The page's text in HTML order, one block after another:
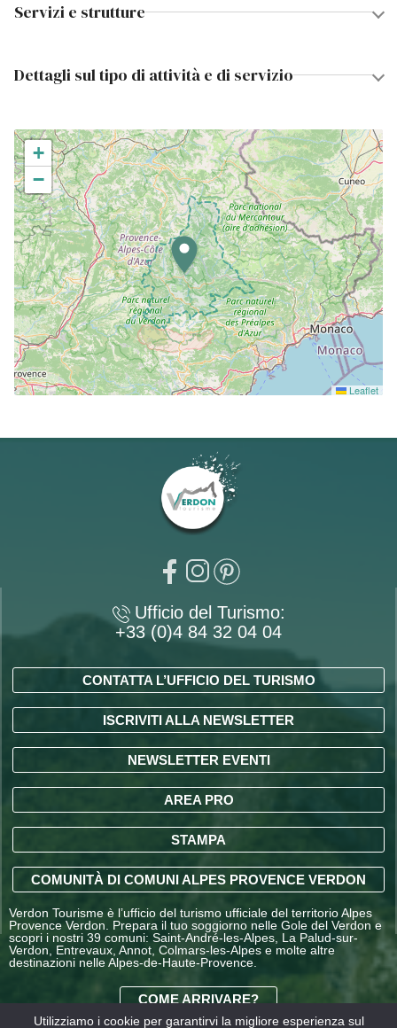
Servizi e strutture
Dettagli sul tipo di attività e di servizio
+
−
Leaflet
Ufficio del Turismo:
+33 (0)4 84 32 04 04
CONTATTA L’UFFICIO DEL TURISMO
ISCRIVITI ALLA NEWSLETTER
NEWSLETTER EVENTI
AREA PRO
STAMPA
COMUNITÀ DI COMUNI ALPES PROVENCE VERDON
Verdon Tourisme è l’ufficio del turismo ufficiale del territorio Alpes
Provence Verdon. Prepara il tuo soggiorno nelle Gole del Verdon e
scopri i nostri 39 comuni: Saint-André-les-Alpes, La Palud-sur-
Verdon, Entrevaux, Annot, Colmars-les-Alpes e molte altre
destinazioni nelle Alpes-de-Haute-Provence.
COME ARRIVARE?
Utilizziamo i cookie per garantirvi la migliore esperienza sul